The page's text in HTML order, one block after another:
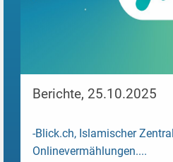
Berichte, 25.10.2025
-Blick.ch, Islamischer
Onlinevermählungen....